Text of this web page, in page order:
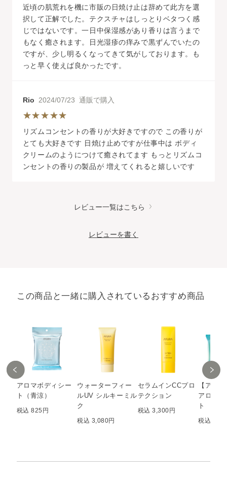
近頃の肌荒れを機に市販の日焼け止は辞めて此方を選
択して正解でした。テクスチャはしっとりベタつく感
じではないです。一日中保湿感があり香りは言うまで
もなく癒されます。日光湿疹の痒みで黒ずんでいたの
ですが、少し明るくなってきて気がしております。も
っと早く使えば良かったです。
Rio 2024/07/23 通販で購入
リズムコンセントの香りが大好きですので この香りが
とても大好きです 日焼け止めですが仕事中は ボディ
クリームのようにつけて癒されてます もっとリズムコ
ンセントの香りの製品が 増えてくれると嬉しいです
レビュー一覧はこちら
レビューを書く
この商品と一緒に購入されているおすすめ商品
アロマボディシー
ト（青涼）
税込 825円
ウォーターフィー
ルUV シルキーミル
ク
税込 3,080円
セラムインCCプロ
テクション
税込 3,300円
【アウ
アロマ
ト
税込 577